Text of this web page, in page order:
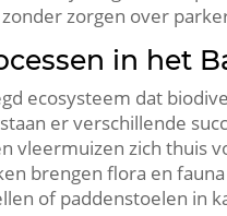
zorgen over
in het
ecosysteem dat
er verschillende
vleermuizen zich thuis
brengen flora en
of paddenstoelen in